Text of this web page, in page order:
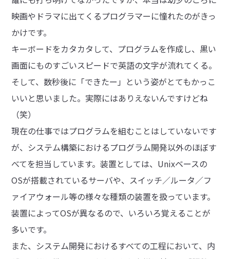
映画やドラマに出てくるプログラマーに憧れたのがきっ
かけです。
キーボードをカタカタして、プログラムを作成し、黒い
画面にものすごいスピードで英語の文字が流れてくる。
そして、数秒後に「できたー」という姿がとてもかっこ
いいと思いました。実際にはありえないんですけどね
（笑）
現在の仕事ではプログラムを組むことはしていないです
が、システム構築におけるプログラム開発以外のほぼす
べてを担当しています。装置としては、Unixベースの
OSが搭載されているサーバや、スイッチ／ルータ／フ
ァイアウォール等の様々な種類の装置を扱っています。
装置によってOSが異なるので、いろいろ覚えることが
多いです。
また、システム開発におけるすべての工程において、内